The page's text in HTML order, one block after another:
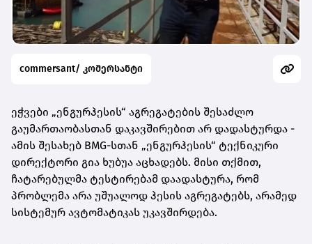
commersant/ კომერსანტი
ეჭვები „ენგურჰესის“ აგრეგატების შესაძლო
გაუმართაობასთან დაკავშირებით არ დადასტურდა -
ამის შესახებ BMG-სთან „ენგურჰესის“ ტექნიკური
დირექტორი გია ხუბუა აცხადებს. მისი თქმით,
ჩატარებულმა ტესტირებამ დაადასტურა, რომ
პრობლემა არა უშუალოდ ჰესის აგრეგატებს, არამედ
სისტემურ ავტომატიკას უკავშირდება.